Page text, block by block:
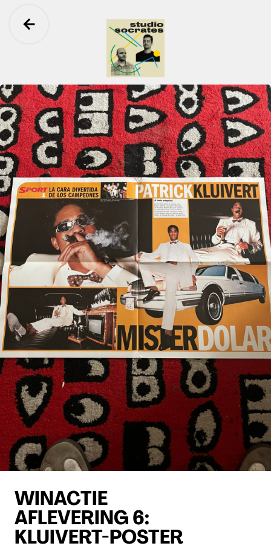
Ga terug
Studio Socrates
WINACTIE
AFLEVERING 6:
KLUIVERT-POSTER